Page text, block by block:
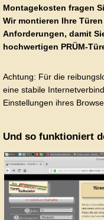
Montagekosten fragen
Wir montieren Ihre
Anforderungen, damit
hochwertigen PRÜM-
Achtung: Für die
eine stabile
Einstellungen ihres
Und so funktioniert